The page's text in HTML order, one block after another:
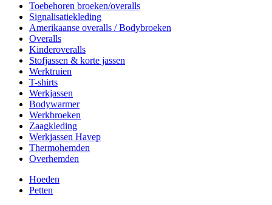
Toebehoren broeken/overalls
Signalisatiekleding
Amerikaanse overalls / Bodybroeken
Overalls
Kinderoveralls
Stofjassen & korte jassen
Werktruien
T-shirts
Werkjassen
Bodywarmer
Werkbroeken
Zaagkleding
Werkjassen Havep
Thermohemden
Overhemden
Hoeden
Petten